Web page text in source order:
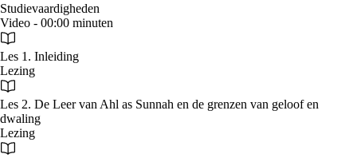
Studievaardigheden
Video - 00:00 minuten
Les 1. Inleiding
Lezing
Les 2. De Leer van Ahl as Sunnah en de grenzen van geloof en
dwaling
Lezing